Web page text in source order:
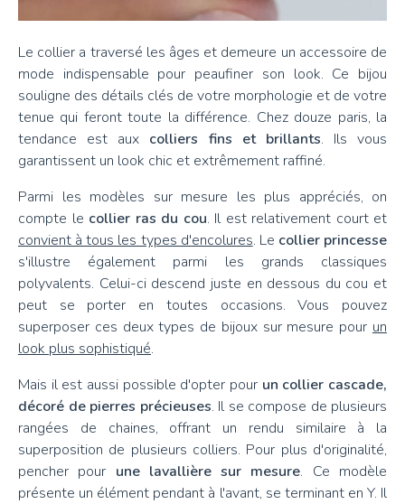
Le collier a traversé les âges et demeure un accessoire de
mode indispensable pour peaufiner son look. Ce bijou
souligne des détails clés de votre morphologie et de votre
tenue qui feront toute la différence. Chez douze paris, la
tendance est aux colliers fins et brillants. Ils vous
garantissent un look chic et extrêmement raffiné.
Parmi les modèles sur mesure les plus appréciés, on
compte le collier ras du cou. Il est relativement court et
convient à tous les types d'encolures. Le collier princesse
s'illustre également parmi les grands classiques
polyvalents. Celui-ci descend juste en dessous du cou et
peut se porter en toutes occasions. Vous pouvez
superposer ces deux types de bijoux sur mesure pour un
look plus sophistiqué.
Mais il est aussi possible d'opter pour un collier cascade,
décoré de pierres précieuses. Il se compose de plusieurs
rangées de chaines, offrant un rendu similaire à la
superposition de plusieurs colliers. Pour plus d'originalité,
pencher pour une lavallière sur mesure. Ce modèle
présente un élément pendant à l'avant, se terminant en Y. Il